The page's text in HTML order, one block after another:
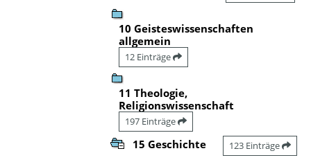
10 Geisteswissenschaften
allgemein
12 Einträge
11 Theologie,
Religionswissenschaft
197 Einträge
15 Geschichte 123 Einträge